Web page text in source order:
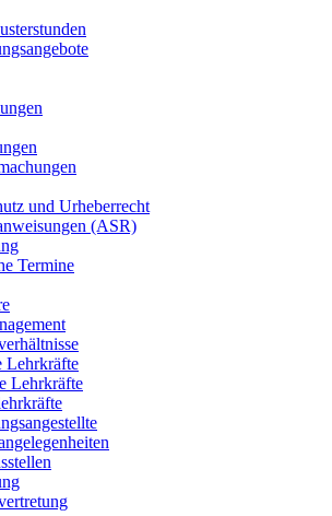
und Urheberrecht
(ASR)
Termine
Lehrkräfte
Lehrkräfte